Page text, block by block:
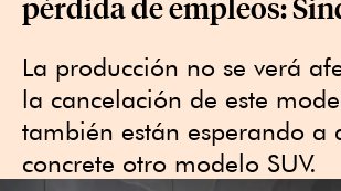
La producción no se verá
la cancelación de este
también están esperando a
concrete otro modelo SUV.